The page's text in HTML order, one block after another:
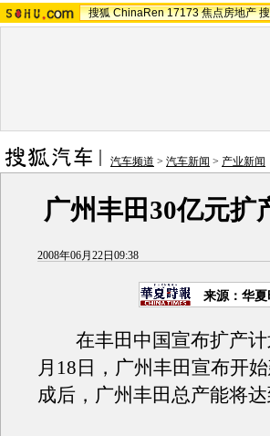
搜狐 ChinaRen 17173 焦点房地产
汽车频道 > 汽车新闻 > 产业新闻
广州丰田30亿元扩
2008年06月22日09:38
来源：华
在丰田中国宣布扩产计
月18日，广州丰田宣布开
成后，广州丰田总产能将达